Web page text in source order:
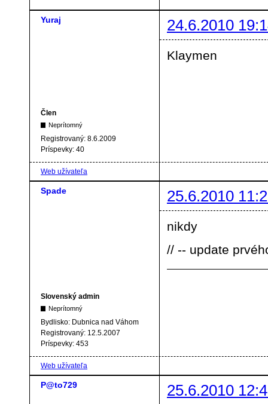
Yuraj 24.6.2010
Člen
Neprítomný
Registrovaný: 8.6.2009
Príspevky: 40
Klaymen
Web užívateľa
Spade 25.6.2010
Slovenský admin
Neprítomný
Bydlisko: Dubnica nad Váhom
Registrovaný: 12.5.2007
Príspevky: 453
nikdy
// -- update
Web užívateľa
P@to729 25.6.2010